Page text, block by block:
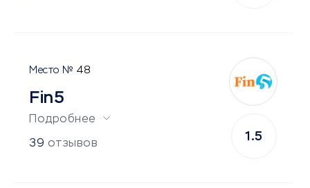
48
Fin5
Подробнее
39 отзывов
1.5